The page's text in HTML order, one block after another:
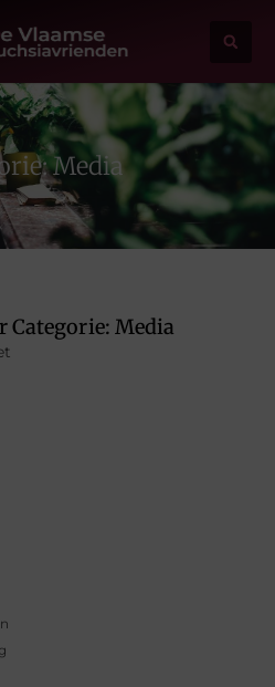
Media
Categorie: Media